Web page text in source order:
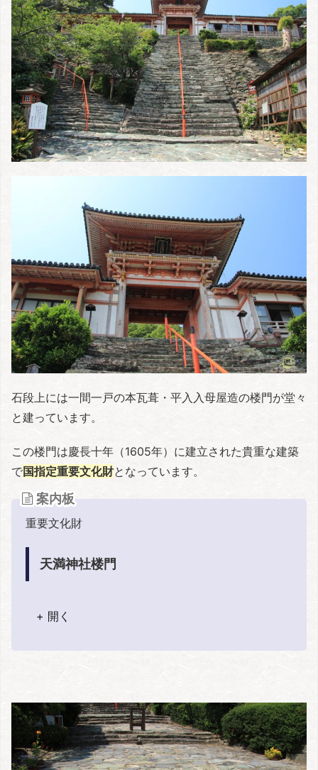
石段上には一間一戸の本瓦葺・平入入母屋造の楼門が堂々
と建っています。
この楼門は慶長十年（1605年）に建立された貴重な建築
で国指定重要文化財となっています。
案内板
重要文化財
天満神社楼門
+ 開く